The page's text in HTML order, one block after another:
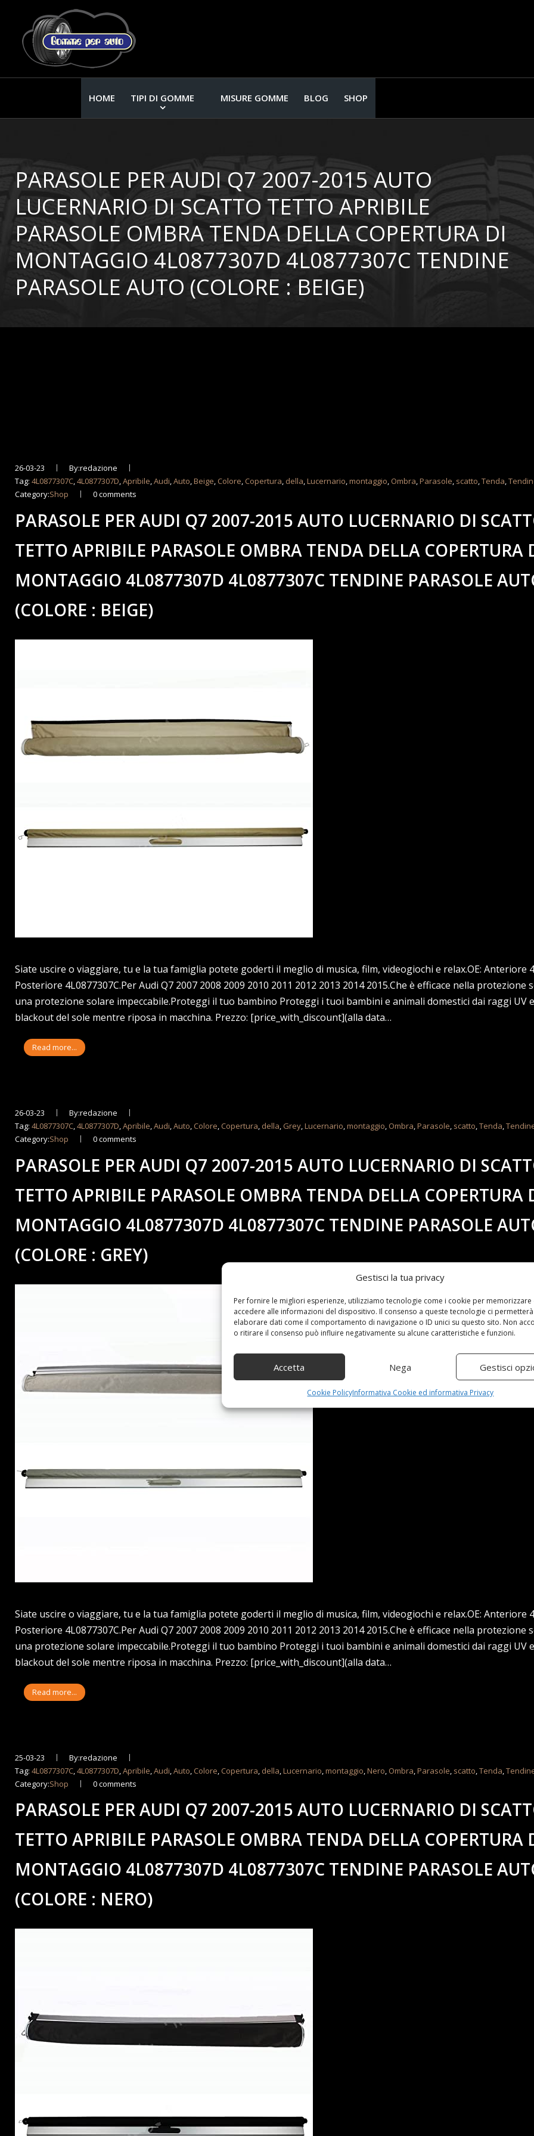
Gestisci la tua privacy
Per fornire le migliori esperienze, utilizziamo tecnologie come i cookie per memorizzare
accedere alle informazioni del dispositivo. Il consenso a queste tecnologie ci
elaborare dati come il comportamento di navigazione o ID unici su questo sito. Non
o ritirare il consenso può influire negativamente su alcune caratteristiche e funzioni.
Accetta Nega Gestisci
Cookie PolicyInformativa Cookie ed informativa Privacy
HOME TIPI DI GOMME MISURE GOMME BLOG SHOP
PARASOLE PER AUDI Q7 2007-2015 AUTO
LUCERNARIO DI SCATTO TETTO APRIBILE
PARASOLE OMBRA TENDA DELLA COPERTURA DI
MONTAGGIO 4L0877307D 4L0877307C TENDINE
PARASOLE AUTO (COLORE : BEIGE)
26-03-23
By:redazione
Tag:4L0877307C,4L0877307D,Apribile,Audi,Auto,Beige, Colore, Copertura, della,Lucernario,montaggio, Ombra,Parasole, scatto,Tenda,
Category:Shop 0 comments
PARASOLE PER AUDI Q7 2007-2015 AUTO LUCERNARIO DI
TETTO APRIBILE PARASOLE OMBRA TENDA DELLA COPERTURA
MONTAGGIO 4L0877307D 4L0877307C TENDINE PARASOLE
(COLORE : BEIGE)
Siate uscire o viaggiare, tu e la tua famiglia potete goderti il meglio di musica, film, videogiochi e relax.OE: Anteriore
Posteriore 4L0877307C.Per Audi Q7 2007 2008 2009 2010 2011 2012 2013 2014 2015.Che è efficace nella protezione
una protezione solare impeccabile.Proteggi il tuo bambino Proteggi i tuoi bambini e animali domestici dai raggi UV
blackout del sole mentre riposa in macchina. Prezzo: [price_with_discount](alla data…
Read more...
26-03-23
By:redazione
Tag:4L0877307C,4L0877307D,Apribile,Audi,Auto, Colore, Copertura, della, Grey,Lucernario,montaggio, Ombra,Parasole, scatto,Tenda,
Category:Shop 0 comments
PARASOLE PER AUDI Q7 2007-2015 AUTO LUCERNARIO DI
TETTO APRIBILE PARASOLE OMBRA TENDA DELLA COPERTURA
MONTAGGIO 4L0877307D 4L0877307C TENDINE PARASOLE
(COLORE : GREY)
Siate uscire o viaggiare, tu e la tua famiglia potete goderti il meglio di musica, film, videogiochi e relax.OE: Anteriore
Posteriore 4L0877307C.Per Audi Q7 2007 2008 2009 2010 2011 2012 2013 2014 2015.Che è efficace nella protezione
una protezione solare impeccabile.Proteggi il tuo bambino Proteggi i tuoi bambini e animali domestici dai raggi UV
blackout del sole mentre riposa in macchina. Prezzo: [price_with_discount](alla data…
Read more...
25-03-23
By:redazione
Tag:4L0877307C ,4L0877307D ,Apribile ,Audi ,Auto Colore Copertura della ,Lucernario ,montaggio ,Nero Ombra ,Parasole scatto ,Tenda ,
Category:Shop 0 comments
PARASOLE PER AUDI Q7 2007-2015 AUTO LUCERNARIO DI
TETTO APRIBILE PARASOLE OMBRA TENDA DELLA COPERTURA
MONTAGGIO 4L0877307D 4L0877307C TENDINE PARASOLE
(COLORE : NERO)